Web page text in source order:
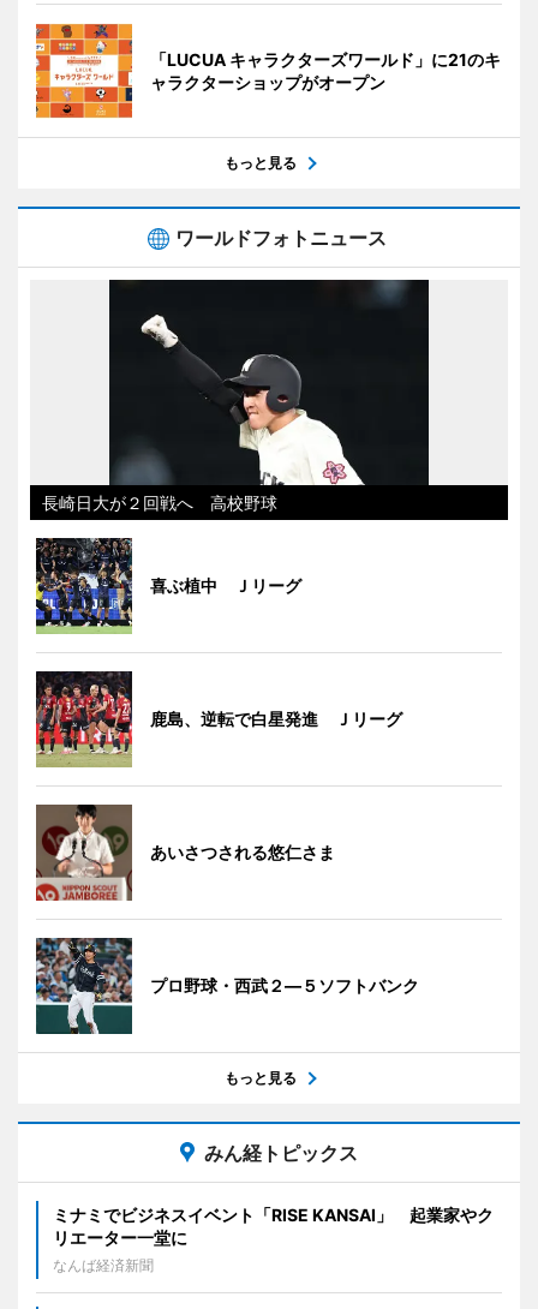
「LUCUA キャラクターズワールド」に21のキ
ャラクターショップがオープン
もっと見る
ワールドフォトニュース
長崎日大が２回戦へ 高校野球
喜ぶ植中 Ｊリーグ
鹿島、逆転で白星発進 Ｊリーグ
あいさつされる悠仁さま
プロ野球・西武２―５ソフトバンク
もっと見る
みん経トピックス
ミナミでビジネスイベント「RISE KANSAI」 起業家やク
リエーター一堂に
なんば経済新聞